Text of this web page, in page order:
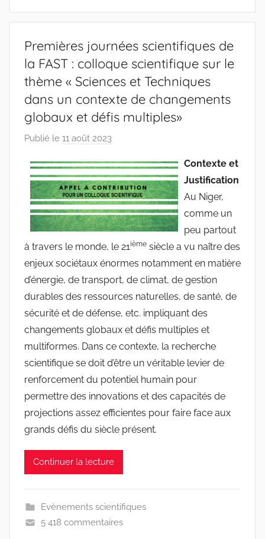
Premières journées scientifiques de
la FAST : colloque scientifique sur le
thème « Sciences et Techniques
dans un contexte de changements
globaux et défis multiples»
Publié le 11 août 2023
r
r
a
c
i
n
e
s
-
Contexte et
Justification
Au Niger,
comme un
peu partout
à travers le monde, le 21ième siècle a vu naître des
enjeux sociétaux énormes notamment en matière
d’énergie, de transport, de climat, de gestion
durables des ressources naturelles, de santé, de
sécurité et de défense, etc. impliquant des
changements globaux et défis multiples et
multiformes. Dans ce contexte, la recherche
scientifique se doit d’être un véritable levier de
renforcement du potentiel humain pour
permettre des innovations et des capacités de
projections assez efficientes pour faire face aux
grands défis du siècle présent.
Continuer la lecture
Evènements scientifiques
5 418 commentaires